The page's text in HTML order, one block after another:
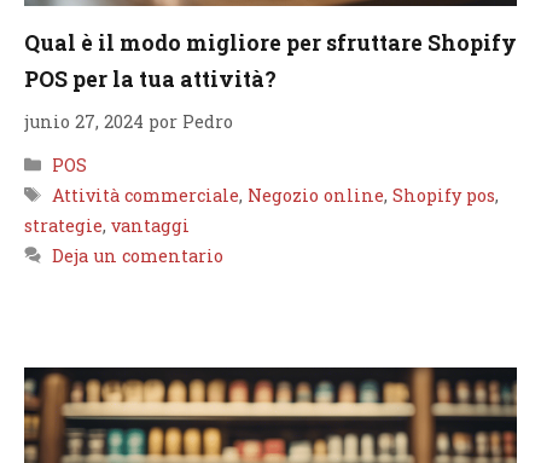
Qual è il modo migliore per sfruttare Shopify
POS per la tua attività?
junio 27, 2024 por Pedro
Categorías
POS
Etiquetas
Attività commerciale, Negozio online,Shopify pos,
strategie, vantaggi
Deja un comentario